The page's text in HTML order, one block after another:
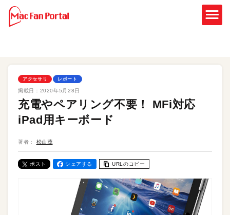
アクセサリ レポート
掲載日： 2020年5月28日
充電やペアリング不要！ MFi対応
iPad用キーボード
著者： 松山茂
ポスト シェアする URLのコピー